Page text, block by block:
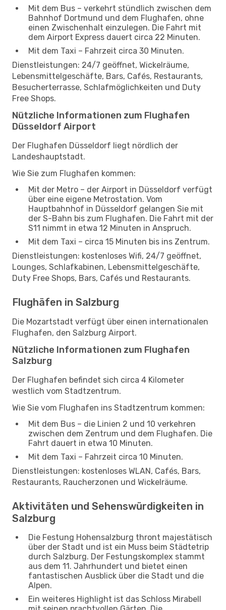
Mit dem Bus – verkehrt stündlich zwischen dem
Bahnhof Dortmund und dem Flughafen, ohne
einen Zwischenhalt einzulegen. Die Fahrt mit
dem Airport Express dauert circa 22 Minuten.
Mit dem Taxi – Fahrzeit circa 30 Minuten.
Dienstleistungen: 24/7 geöffnet, Wickelräume,
Lebensmittelgeschäfte, Bars, Cafés, Restaurants,
Besucherterrasse, Schlafmöglichkeiten und Duty
Free Shops.
Nützliche Informationen zum Flughafen
Düsseldorf Airport
Der Flughafen Düsseldorf liegt nördlich der
Landeshauptstadt.
Wie Sie zum Flughafen kommen:
Mit der Metro – der Airport in Düsseldorf verfügt
über eine eigene Metrostation. Vom
Hauptbahnhof in Düsseldorf gelangen Sie mit
der S-Bahn bis zum Flughafen. Die Fahrt mit der
S11 nimmt in etwa 12 Minuten in Anspruch.
Mit dem Taxi – circa 15 Minuten bis ins Zentrum.
Dienstleistungen: kostenloses Wifi, 24/7 geöffnet,
Lounges, Schlafkabinen, Lebensmittelgeschäfte,
Duty Free Shops, Bars, Cafés und Restaurants.
Flughäfen in Salzburg
Die Mozartstadt verfügt über einen internationalen
Flughafen, den Salzburg Airport.
Nützliche Informationen zum Flughafen
Salzburg
Der Flughafen befindet sich circa 4 Kilometer
westlich vom Stadtzentrum.
Wie Sie vom Flughafen ins Stadtzentrum kommen:
Mit dem Bus – die Linien 2 und 10 verkehren
zwischen dem Zentrum und dem Flughafen. Die
Fahrt dauert in etwa 10 Minuten.
Mit dem Taxi – Fahrzeit circa 10 Minuten.
Dienstleistungen: kostenloses WLAN, Cafés, Bars,
Restaurants, Raucherzonen und Wickelräume.
Aktivitäten und Sehenswürdigkeiten in
Salzburg
Die Festung Hohensalzburg thront majestätisch
über der Stadt und ist ein Muss beim Städtetrip
durch Salzburg. Der Festungskomplex stammt
aus dem 11. Jahrhundert und bietet einen
fantastischen Ausblick über die Stadt und die
Alpen.
Ein weiteres Highlight ist das Schloss Mirabell